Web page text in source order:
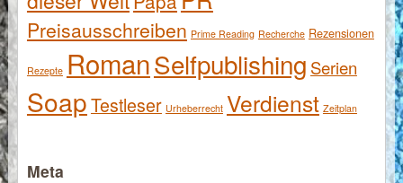
Preisausschreiben Prime Reading Recherche Rezensionen
Rezepte RomanSelfpublishing Serien
SoapTestleser Urheberrecht Verdienst Zeitplan
Meta